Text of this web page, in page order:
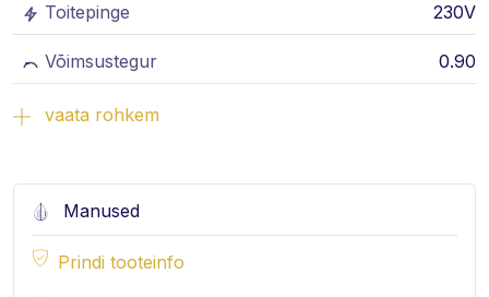
Toitepinge 230V
Võimsustegur 0.90
vaata rohkem
Manused
Prindi tooteinfo